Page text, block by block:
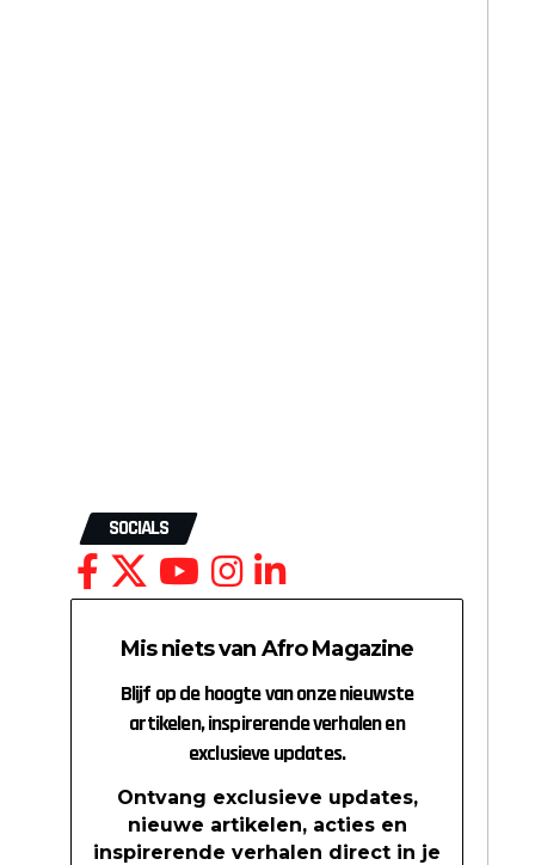
SOCIALS
Mis niets van Afro Magazine
Blijf op de hoogte van onze nieuwste
artikelen, inspirerende verhalen en
exclusieve updates.
Ontvang exclusieve updates,
nieuwe artikelen, acties en
inspirerende verhalen direct in je